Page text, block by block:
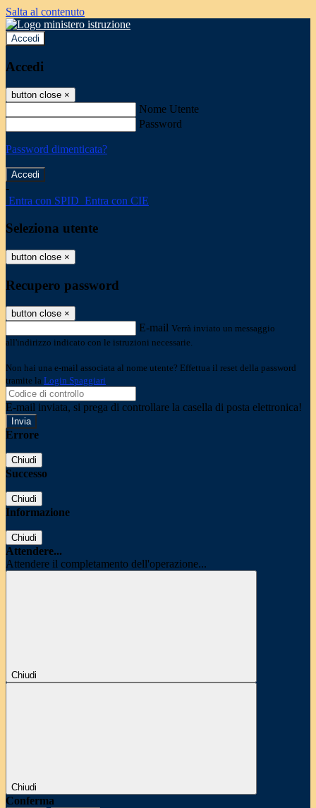
Salta al contenuto
Accedi
Accedi
button close ×
Nome Utente
Password
Password dimenticata?
-
Entra con SPID Entra con CIE
Seleziona utente
button close ×
Recupero password
button close ×
E-mail Verrà inviato un messaggio
all'indirizzo indicato con le istruzioni necessarie.
Non hai una e-mail associata al nome utente? Effettua il reset della password
tramite la Login Spaggiari
E-mail inviata, si prega di controllare la casella di posta elettronica!
Errore
Chiudi
Successo
Chiudi
Informazione
Chiudi
Attendere...
Attendere il completamento dell'operazione...
Chiudi
Chiudi
Conferma